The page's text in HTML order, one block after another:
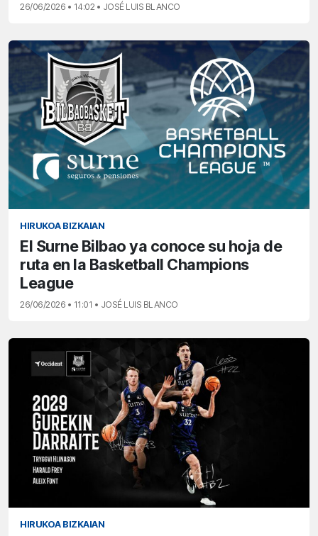
26/06/2026 • 14:02 • JOSÉ LUIS BLANCO
HIRUKOA BIZKAIAN
El Surne Bilbao ya conoce su hoja de
ruta en la Basketball Champions
League
26/06/2026 • 11:01 • JOSÉ LUIS BLANCO
HIRUKOA BIZKAIAN